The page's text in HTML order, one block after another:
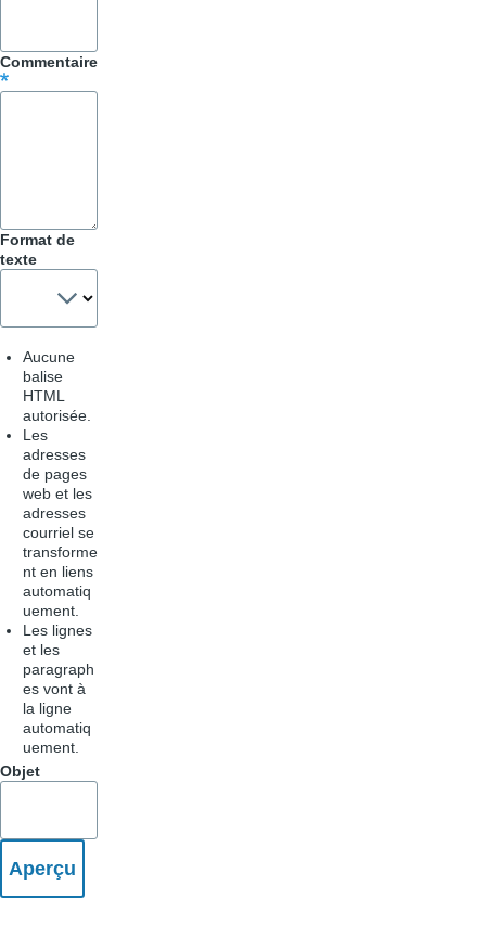
Trucs
&
Commentaire
Format de
texte
Aucune
balise
HTML
autorisée.
Les
adresses
de pages
web et les
adresses
courriel se
transforme
nt en liens
automatiq
uement.
Les lignes
et les
paragraph
es vont à
la ligne
automatiq
uement.
Objet